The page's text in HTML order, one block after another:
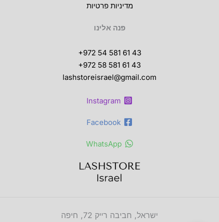
מדיניות פרטיות
פנה אלינו
+972 54 581 61 43
+972 58 581 61 43
lashstoreisrael@gmail.com
Instagram
Facebook
WhatsApp
ישראל, חביבה רייק 72, חיפה